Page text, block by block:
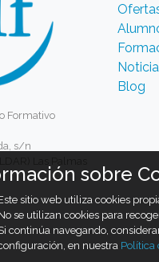
Formativo
s/n
Las Palmas
Blog
sobre
sitio web utiliza cookies
se utilizan cookies para
continúa navegando,
en nuestra Política